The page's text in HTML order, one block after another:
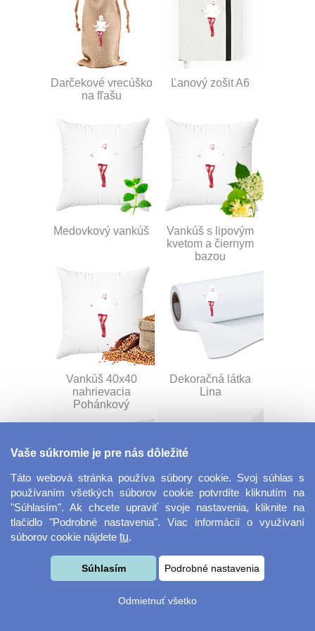
Darčekové vrecúško
na fľašu
Ľanový zošit A6
Medovkový vankúš
Vankúš s lipovým
kvetom a čiernym
bazou
Vankúš 40x40
nahrievacia
Pohánkový
Dekoračná látka
Lina
Dekoračná látka
Miranda
Šnúrka na kľúče s
Vaše súkromie je pre nás dôležité
Táto webová stránka používa súbory cookie. Svoj súhlas s
používaním všetkých súborov cookie potvrdíte kliknutím na
"Súhlasím". Ak chcete upraviť svoje nastavenia, kliknite na
tlačidlo "Podrobné nastavenia". Viac informácií o využívaní
súborov cookie nájdete tu.
Súhlasím Podrobné nastavenia
Odmietnuť všetko